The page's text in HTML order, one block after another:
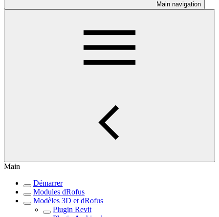
Main navigation
Main
Démarrer
Modules dRofus
Modèles 3D et dRofus
Plugin Revit